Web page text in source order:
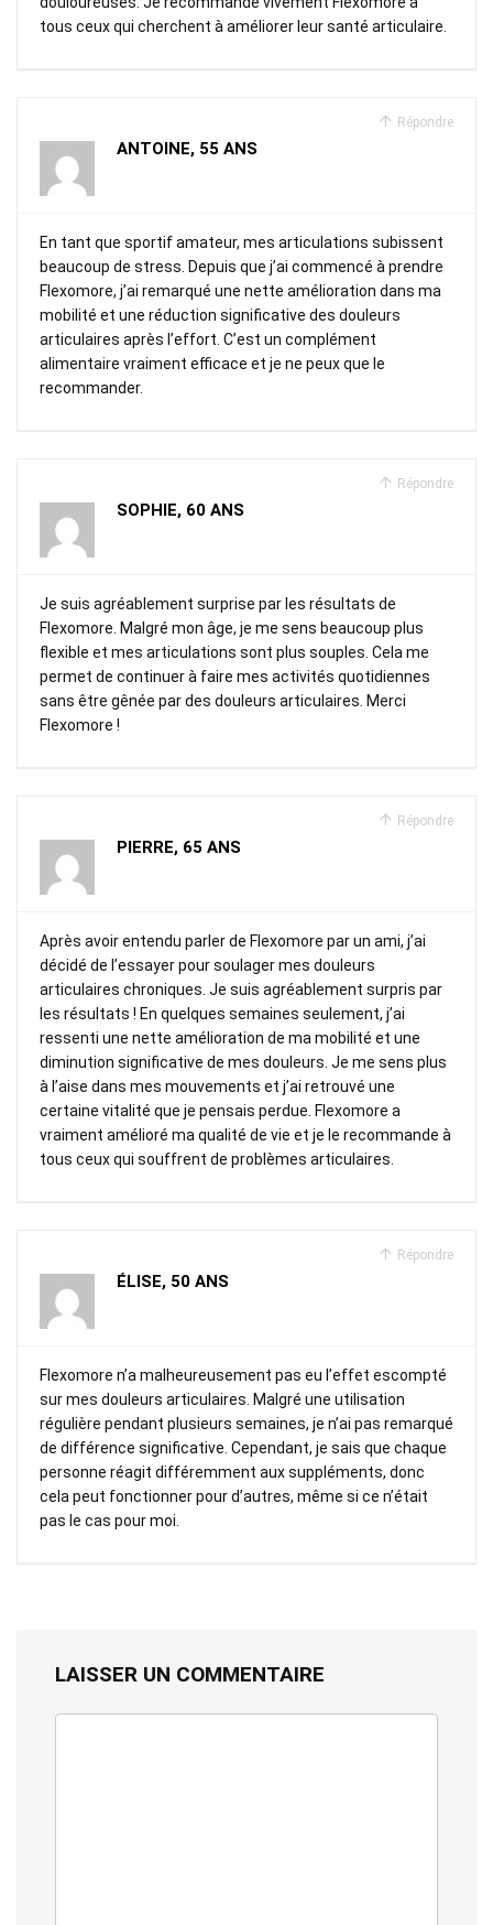
tous ceux qui cherchent à améliorer leur santé articulaire.
Répondre
ANTOINE, 55 ANS
En tant que sportif amateur, mes articulations subissent
beaucoup de stress. Depuis que j’ai commencé à prendre
Flexomore, j’ai remarqué une nette amélioration dans ma
mobilité et une réduction significative des douleurs
articulaires après l’effort. C’est un complément
alimentaire vraiment efficace et je ne peux que le
recommander.
Répondre
SOPHIE, 60 ANS
Je suis agréablement surprise par les résultats de
Flexomore. Malgré mon âge, je me sens beaucoup plus
flexible et mes articulations sont plus souples. Cela me
permet de continuer à faire mes activités quotidiennes
sans être gênée par des douleurs articulaires. Merci
Flexomore !
Répondre
PIERRE, 65 ANS
Après avoir entendu parler de Flexomore par un ami, j’ai
décidé de l’essayer pour soulager mes douleurs
articulaires chroniques. Je suis agréablement surpris par
les résultats ! En quelques semaines seulement, j’ai
ressenti une nette amélioration de ma mobilité et une
diminution significative de mes douleurs. Je me sens plus
à l’aise dans mes mouvements et j’ai retrouvé une
certaine vitalité que je pensais perdue. Flexomore a
vraiment amélioré ma qualité de vie et je le recommande à
tous ceux qui souffrent de problèmes articulaires.
Répondre
ÉLISE, 50 ANS
Flexomore n’a malheureusement pas eu l’effet escompté
sur mes douleurs articulaires. Malgré une utilisation
régulière pendant plusieurs semaines, je n’ai pas remarqué
de différence significative. Cependant, je sais que chaque
personne réagit différemment aux suppléments, donc
cela peut fonctionner pour d’autres, même si ce n’était
pas le cas pour moi.
LAISSER UN COMMENTAIRE